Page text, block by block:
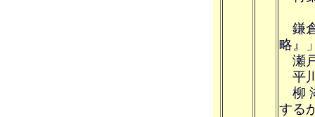
鎌
略』
瀬
平
柳
する